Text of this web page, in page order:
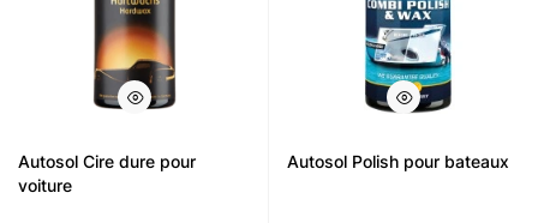
Autosol Cire dure pour
voiture
Autosol Polish pour bateaux